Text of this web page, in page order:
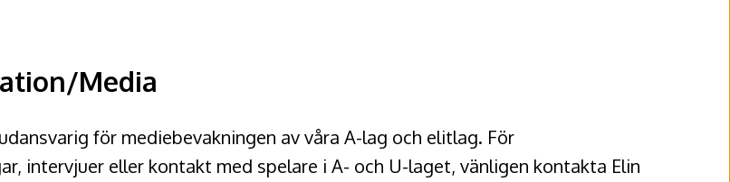
Media
för mediebevakningen av våra A-lag och elitlag. För
intervjuer eller kontakt med spelare i A- och U-laget, vänligen kontakta Elin